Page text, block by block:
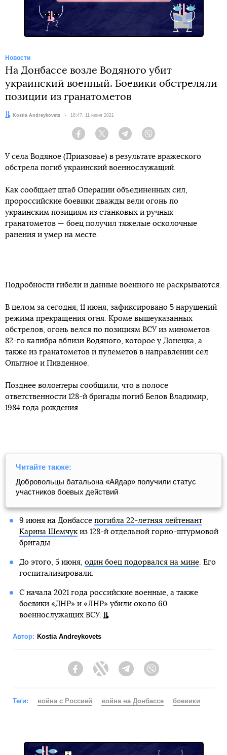
Новости
На Донбассе возле Водяного убит
украинский военный. Боевики обстреляли
позиции из гранатометов
Автор:Kostia Andreykovets Дата:
18:47, 11 июня 2021
Facebook Twitter Telegram
У села Водяное (Приазовье) в результате вражеского
обстрела погиб украинский военнослужащий.
Как сообщает штаб Операции объединенных сил,
пророссийские боевики дважды вели огонь по
украинским позициям из станковых и ручных
гранатометов — боец получил тяжелые осколочные
ранения и умер на месте.
Подробности гибели и данные военного не раскрываются.
В целом за сегодня, 11 июня, зафиксировано 5 нарушений
режима прекращения огня. Кроме вышеуказанных
обстрелов, огонь велся по позициям ВСУ из минометов
82-го калибра вблизи Водяного, которое у Донецка, а
также из гранатометов и пулеметов в направлении сел
Опытное и Пивденное.
Позднее волонтеры сообщили, что в полосе
ответственности 128-й бригады погиб Белов Владимир,
1984 года рождения.
Читайте также:
Добровольцы батальона «Айдар» получили статус
участников боевых действий
9 июня на Донбассе погибла 22-летняя лейтенант
Карина Шемчукиз 128-й отдельной горно-штурмовой
бригады.
До этого, 5 июня, один боец подорвался на мине. Его
госпитализировали.
С начала 2021 года российские военные, а также
боевики «ДНР» и «ЛНР» убили около 60
военнослужащих ВСУ.
Автор: Kostia Andreykovets
FacebookTwitter Telegram
Теги: война с Россией война на Донбассе боевики